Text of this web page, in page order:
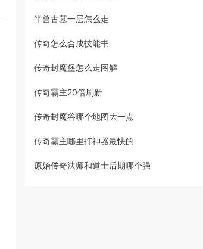
半兽古墓一层怎么走
传奇怎么合成技能书
传奇封魔堡怎么走图解
传奇霸主20倍刷新
传奇封魔谷哪个地图大一点
传奇霸主哪里打神器最快的
原始传奇法师和道士后期哪个强